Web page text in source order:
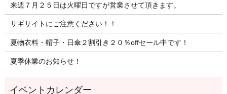
来週７月２５日は火曜日ですが営業させて頂きます。
サギサイトにご注意ください！！
夏物衣料・帽子・日傘２割引き２０％offセール中です！
夏季休業のお知らせ！